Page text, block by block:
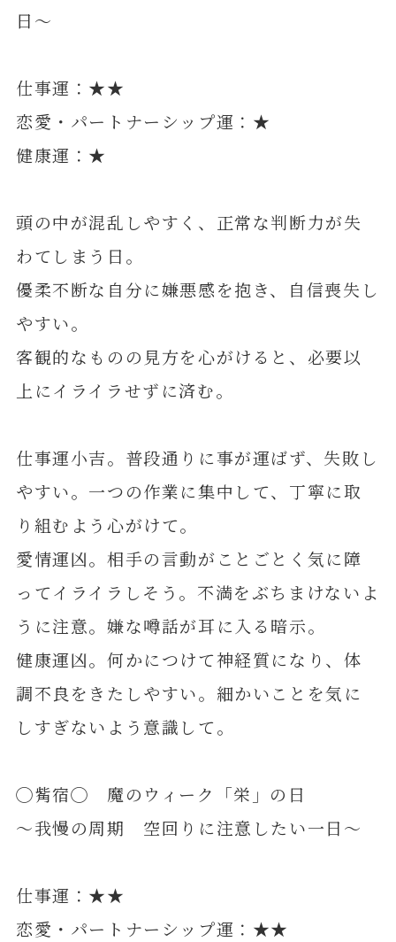
日～
仕事運：★★
恋愛・パートナーシップ運：★
健康運：★
頭の中が混乱しやすく、正常な判断力が失
わてしまう日。
優柔不断な自分に嫌悪感を抱き、自信喪失し
やすい。
客観的なものの見方を心がけると、必要以
上にイライラせずに済む。
仕事運小吉。普段通りに事が運ばず、失敗し
やすい。一つの作業に集中して、丁寧に取
り組むよう心がけて。
愛情運凶。相手の言動がことごとく気に障
ってイライラしそう。不満をぶちまけないよ
うに注意。嫌な噂話が耳に入る暗示。
健康運凶。何かにつけて神経質になり、体
調不良をきたしやすい。細かいことを気に
しすぎないよう意識して。
◯觜宿◯ 魔のウィーク「栄」の日
～我慢の周期 空回りに注意したい一日～
仕事運：★★
恋愛・パートナーシップ運：★★